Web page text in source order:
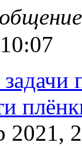
2021,